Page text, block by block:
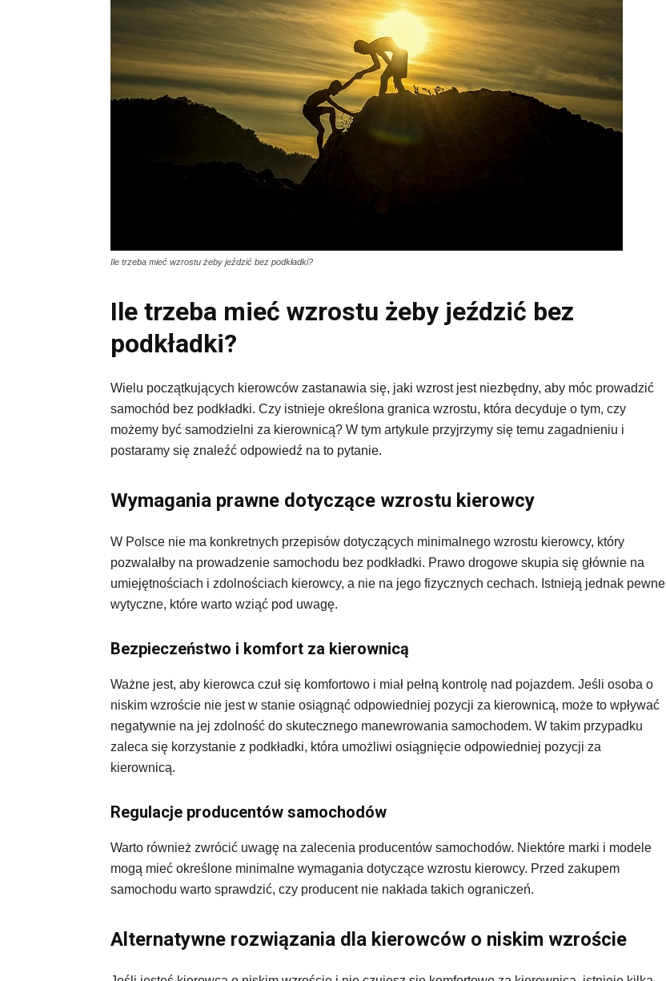
Ile trzeba mieć wzrostu żeby jeździć bez podkładki?
Ile trzeba mieć wzrostu żeby jeździć bez
podkładki?
Wielu początkujących kierowców zastanawia się, jaki wzrost jest niezbędny, aby móc prowadzić
samochód bez podkładki. Czy istnieje określona granica wzrostu, która decyduje o tym, czy
możemy być samodzielni za kierownicą? W tym artykule przyjrzymy się temu zagadnieniu i
postaramy się znaleźć odpowiedź na to pytanie.
Wymagania prawne dotyczące wzrostu kierowcy
W Polsce nie ma konkretnych przepisów dotyczących minimalnego wzrostu kierowcy, który
pozwalałby na prowadzenie samochodu bez podkładki. Prawo drogowe skupia się głównie na
umiejętnościach i zdolnościach kierowcy, a nie na jego fizycznych cechach. Istnieją jednak pewne
wytyczne, które warto wziąć pod uwagę.
Bezpieczeństwo i komfort za kierownicą
Ważne jest, aby kierowca czuł się komfortowo i miał pełną kontrolę nad pojazdem. Jeśli osoba o
niskim wzroście nie jest w stanie osiągnąć odpowiedniej pozycji za kierownicą, może to wpływać
negatywnie na jej zdolność do skutecznego manewrowania samochodem. W takim przypadku
zaleca się korzystanie z podkładki, która umożliwi osiągnięcie odpowiedniej pozycji za
kierownicą.
Regulacje producentów samochodów
Warto również zwrócić uwagę na zalecenia producentów samochodów. Niektóre marki i modele
mogą mieć określone minimalne wymagania dotyczące wzrostu kierowcy. Przed zakupem
samochodu warto sprawdzić, czy producent nie nakłada takich ograniczeń.
Alternatywne rozwiązania dla kierowców o niskim wzroście